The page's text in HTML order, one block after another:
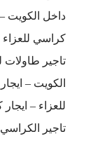
داخل الكويت –
كراسي
تاجير طاولات
الكويت –
للعزاء –
تاجير الكراسي